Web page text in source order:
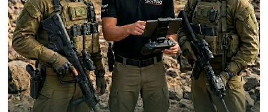
פוסטים אחרונים
מכה קלה בכנף!
האמת מאחורי הדיווחים: מה באמת קורה בתקשורת האיראנית אחרי התקיפות
האמריקאיות ההרסניות?